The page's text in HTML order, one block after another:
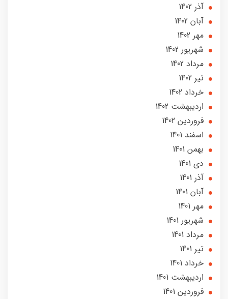
آذر 1402
آبان 1402
مهر 1402
شهریور 1402
مرداد 1402
تير 1402
خرداد 1402
ارديبهشت 1402
فروردین 1402
اسفند 1401
بهمن 1401
دی 1401
آذر 1401
آبان 1401
مهر 1401
شهریور 1401
مرداد 1401
تير 1401
خرداد 1401
ارديبهشت 1401
فروردین 1401